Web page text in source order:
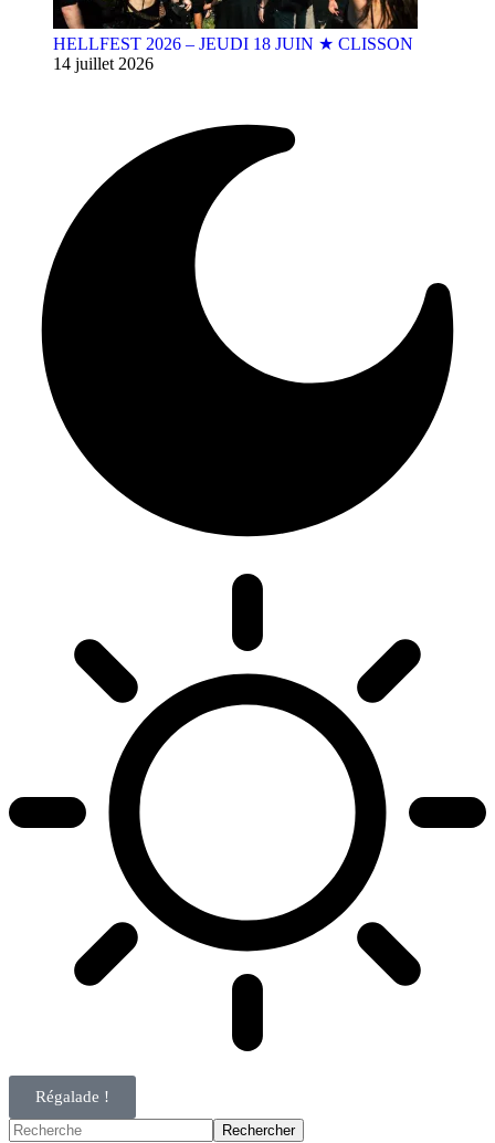
HELLFEST 2026 – JEUDI 18 JUIN ★ CLISSON
14 juillet 2026
Régalade !